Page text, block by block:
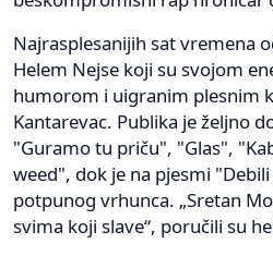
Najrasplesanijih sat vremena
Helem Nejse koji su svojom
humorom i uigranim plesnim
Kantarevac. Publika je željno
"Guramo tu priču", "Glas",
weed", dok je na pjesmi
potpunog vrhunca. „Sretan
svima koji slave“, poručili su